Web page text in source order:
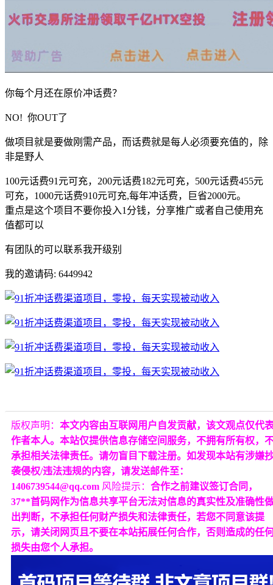
你每个月还在原价冲话费？
NO! 你OUT了
做项目就是要做刚需产品，而话费就是每人必须要充值的，除
非是野人
100元话费91元可充，200元话费182元可充，500元话费455元
可充，1000元话费910元可充,每年冲话费，巨省2000元。
重点是这个项目不要你投入1分钱，分享推广或者自己使用充
值都可以
有团队的可以联系我开级别
我的邀请码: 6449942
版权声明： 本文内容由互联网用户自发贡献，该文观点仅代
作者本人。本站仅提供信息存储空间服务，不拥有所有权，
承担相关法律责任。请勿盲目下载注册。如发现本站有涉嫌
袭侵权/违法违规的内容，请发送邮件至：
1406739544@qq.com 风险提示： 合作之前建议签订合同，
37**首码网作为信息共享平台无法对信息的真实性及准确性
出判断，不承担任何财产损失和法律责任，若您不同意该提
示，请关闭网页且不要在本站拓展任何合作，否则造成的任
损失由您个人承担。